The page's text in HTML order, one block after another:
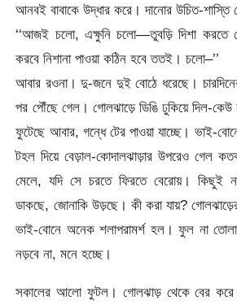
আনবই বাবাকে উদ্ধার করে। দানোর উচিত-শাস্তি
‘‘আজই চলো, এক্ষুনি চলো—তুবড়ি দিশা করতে
করবে নিশানা পাওয়া কঠিন হবে ততই। চলো–’’
আবার রওনা। দু-জনে দুই বোঠে ধরেছে।
পর পৌঁছে গেল। গোলঝাড়ে ডিঙি ঢুকিয়ে দিল-
ফুটেছে আবার, গন্ধে টের পাওয়া যাচ্ছে। ভাই-বোনে
টহল দিয়ে বেড়াল-কোদালঝাড়ার উপরেও গেল
মেলে, যদি সে চরতে ফিরতে বেরোয়। কিছুই
ডাকছে, জোনাকি উড়ছে। কী করা যায়? গোলঝাড়ের
ভাই-বোনে অনেক শলাপরামর্শ হল। ফুল না
নড়বে না, মনে হচ্ছে।
সকালের আলো ফুটল। গোলঝাড় থেকে বের করে